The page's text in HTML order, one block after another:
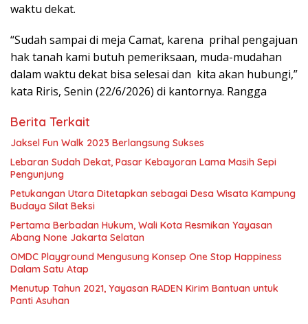
waktu dekat.
“Sudah sampai di meja Camat, karena prihal pengajuan
hak tanah kami butuh pemeriksaan, muda-mudahan
dalam waktu dekat bisa selesai dan kita akan hubungi,”
kata Riris, Senin (22/6/2026) di kantornya. Rangga
Berita Terkait
Jaksel Fun Walk 2023 Berlangsung Sukses
Lebaran Sudah Dekat, Pasar Kebayoran Lama Masih Sepi
Pengunjung
Petukangan Utara Ditetapkan sebagai Desa Wisata Kampung
Budaya Silat Beksi
Pertama Berbadan Hukum, Wali Kota Resmikan Yayasan
Abang None Jakarta Selatan
OMDC Playground Mengusung Konsep One Stop Happiness
Dalam Satu Atap
Menutup Tahun 2021, Yayasan RADEN Kirim Bantuan untuk
Panti Asuhan